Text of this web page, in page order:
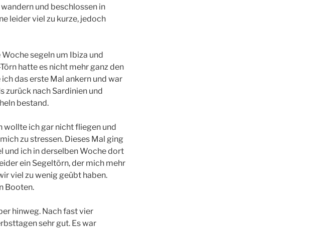
und beschlossen in
leider viel zu kurze, jedoch
segeln um Ibiza und
hatte es nicht mehr ganz den
das erste Mal ankern und war
zurück nach Sardinien und
bestand.
wollte ich gar nicht fliegen und
zu stressen. Dieses Mal ging
und ich in derselben Woche dort
ein Segeltörn, der mich mehr
viel zu wenig geübt haben.
Booten.
hinweg. Nach fast vier
sehr gut. Es war